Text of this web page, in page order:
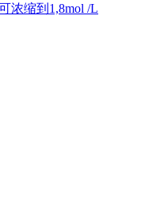
浓缩到1,8mol /L